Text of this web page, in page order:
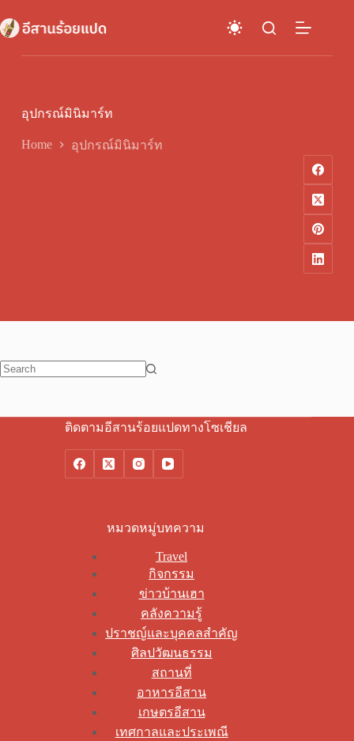
to
content
อุปกรณ์มินิมาร์ท
Home อุปกรณ์มินิมาร์ท
ติดตามอีสานร้อยแปดทางโซเชียล
หมวดหมู่บทความ
Travel
กิจกรรม
ข่าวบ้านเฮา
คลังความรู้
ปราชญ์และบุคคลสำคัญ
ศิลปวัฒนธรรม
สถานที่
อาหารอีสาน
เกษตรอีสาน
เทศกาลและประเพณี